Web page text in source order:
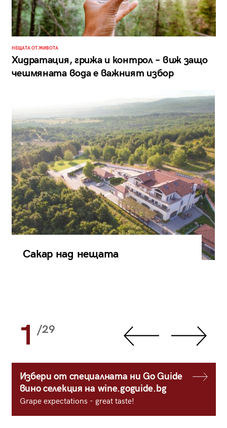
НЕЩАТА ОТ ЖИВОТА
Хидратация, грижа и контрол – виж защо
чешмяната вода е важният избор
Сакар над нещата
1 /29
Избери от специалната ни Go Guide
вино селекция на wine.goguide.bg
Grape expectations - great taste!